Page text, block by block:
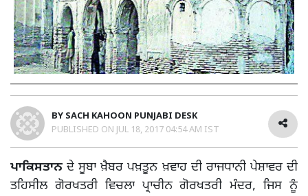
BY SACH KAHOON PUNJABI DESK
PUBLISHED ON JUL 18, 2017 04:54 AM IST
ਪਾਕਿਸਤਾਨ ਦੇ ਸੂਬਾ ਖ਼ੈਬਰ ਪਖ਼ਤੂਨ ਖ਼ਵਾਹ ਦੀ ਰਾਜਧਾਨੀ ਪੇਸ਼ਾਵਰ ਦੀ
ਤਹਿਸੀਲ ਗੋਰਖਤਰੀ ਵਿਚਲਾ ਪ੍ਰਾਚੀਨ ਗੋਰਖਤਰੀ ਮੰਦਰ, ਜਿਸ ਨੂੰ